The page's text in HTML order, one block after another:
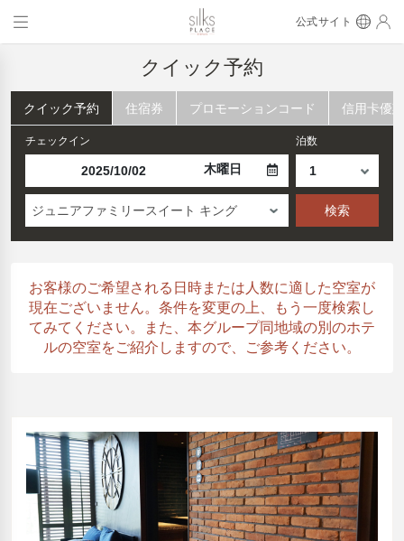
公式サイト
クイック予約
クイック予約 住宿券 プロモーションコード 信用卡優惠
チェックイン
木曜日
泊数
ジュニアファミリースイート キング 検索
お客様のご希望される日時または人数に適した空室が
現在ございません。条件を変更の上、もう一度検索し
てみてください。また、本グループ同地域の別のホテ
ルの空室をご紹介しますので、ご参考ください。